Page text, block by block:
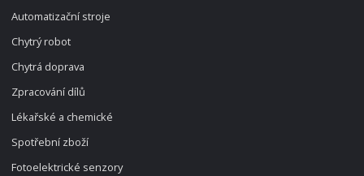
Automatizační stroje
Chytrý robot
Chytrá doprava
Zpracování dílů
Lékařské a chemické
Spotřební zboží
Fotoelektrické senzory